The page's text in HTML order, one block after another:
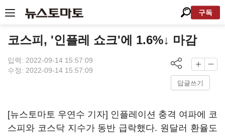
구독
코스피, '인플레 쇼크'에 1.6%↓ 마감
입력: 2022-09-14 15:57:09
수정: 2022-09-14 15:57:09
답글쓰기
[뉴스토마토 우연수 기자] 인플레이션 충격 여파에 코
스피와 코스닥 지수가 동반 급락했다. 원달러 환율도